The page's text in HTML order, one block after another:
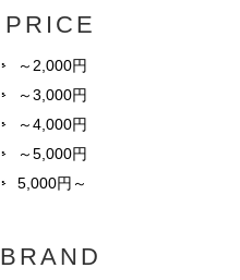
PRICE
～2,000円
～3,000円
～4,000円
～5,000円
5,000円～
BRAND